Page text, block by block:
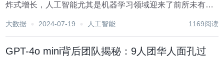
炸式增长，人工智能尤其是机器学习领域迎来了前所未有的
大模型（Large Models）市场，中国已经成为全球领先的参
大数据 2024-07-19 人工智能 1169阅读
GPT-4o mini背后团队揭秘：9人团华人面孔过